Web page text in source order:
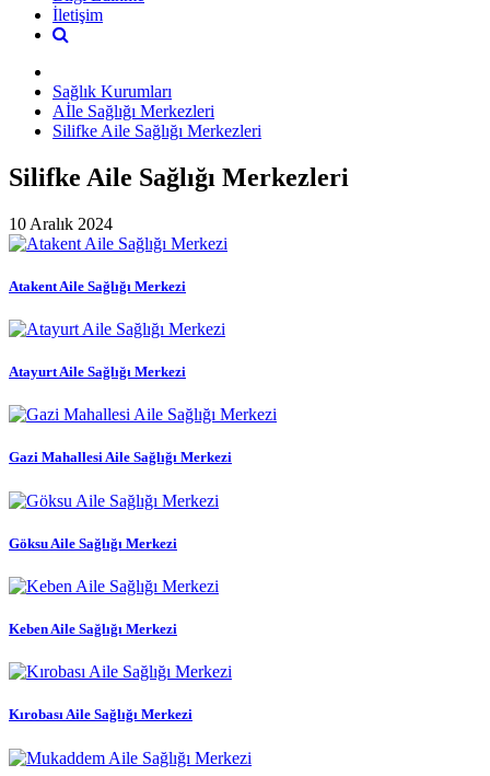
İletişim
Sağlık Kurumları
Aİle Sağlığı Merkezleri
Silifke Aile Sağlığı Merkezleri
Silifke Aile Sağlığı Merkezleri
10 Aralık 2024
Atakent Aile Sağlığı Merkezi
Atayurt Aile Sağlığı Merkezi
Gazi Mahallesi Aile Sağlığı Merkezi
Göksu Aile Sağlığı Merkezi
Keben Aile Sağlığı Merkezi
Kırobası Aile Sağlığı Merkezi